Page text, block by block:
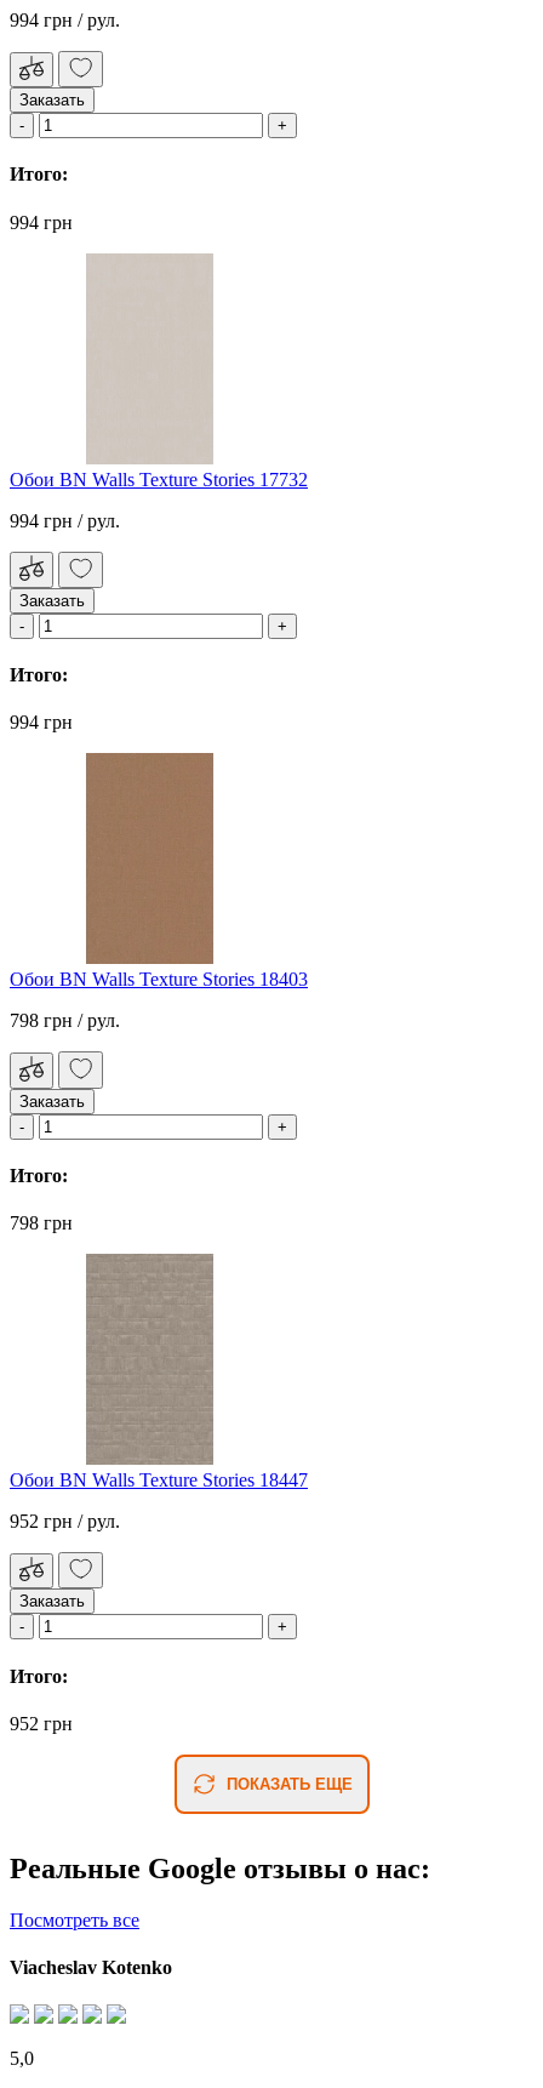
994 грн / рул.
Заказать
Итого:
994 грн
Обои BN Walls Texture Stories 17732
994 грн / рул.
Заказать
Итого:
994 грн
Обои BN Walls Texture Stories 18403
798 грн / рул.
Заказать
Итого:
798 грн
Обои BN Walls Texture Stories 18447
952 грн / рул.
Заказать
Итого:
952 грн
ПОКАЗАТЬ ЕЩЕ
Реальные Google отзывы о нас:
Посмотреть все
Viacheslav Kotenko
5,0